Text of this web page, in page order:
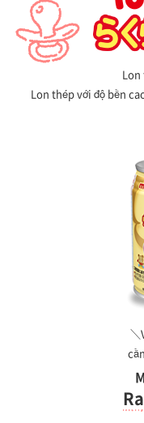
Lon
Lon thép với độ bền
＼